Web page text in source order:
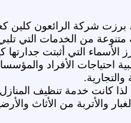
برزت شركة الرائعون
من الخدمات التي
الأسماء التي أثبتت جدارتها ك
احتياجات الأفراد
لذا كانت خدمة تنظيف
من الأثاث